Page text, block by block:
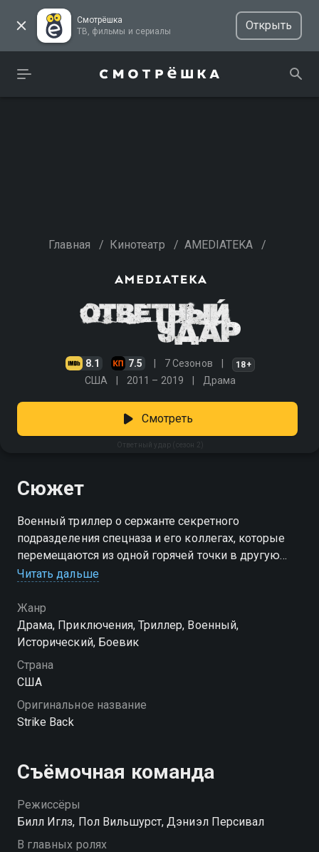
Смотрёшка
ТВ, фильмы и сериалы
Открыть
Главная / Кинотеатр / AMEDIATEKA /
8.1 7.5 7 Сезонов 18+
США 2011 – 2019 Драма
Ответный удар (сезон 2)
Смотреть
Сюжет
Военный триллер о сержанте секретного
подразделения спецназа и его коллегах, которые
перемещаются из одной горячей точки в другую
вы можете совершенно бесплатно в хорошем HD
качестве на Смотрёшке
Читать дальше
Жанр
Драма, Приключения, Триллер, Военный,
Исторический, Боевик
Страна
США
Оригинальное название
Strike Back
Съёмочная команда
Режиссёры
Билл Иглз, Пол Вильшурст, Дэниэл Персивал
В главных ролях